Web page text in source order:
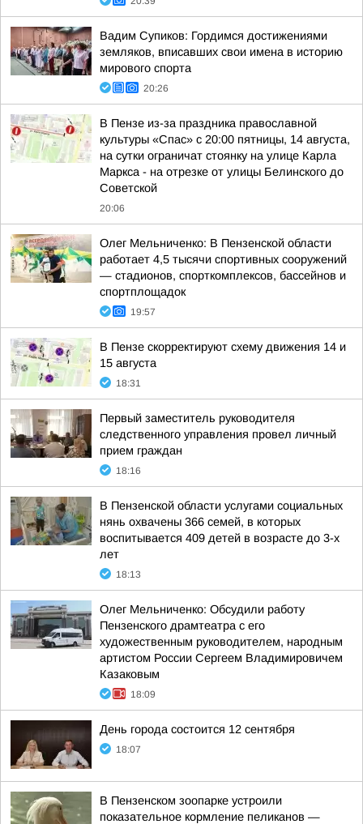
Вадим Супиков: Гордимся достижениями
земляков, вписавших свои имена в историю
мирового спорта
20:26
В Пензе из-за праздника православной
культуры «Спас» с 20:00 пятницы, 14 августа,
на сутки ограничат стоянку на улице Карла
Маркса - на отрезке от улицы Белинского до
Советской
20:06
Олег Мельниченко: В Пензенской области
работает 4,5 тысячи спортивных сооружений
— стадионов, спорткомплексов, бассейнов и
спортплощадок
19:57
В Пензе скорректируют схему движения 14 и
15 августа
18:31
Первый заместитель руководителя
следственного управления провел личный
прием граждан
18:16
В Пензенской области услугами социальных
нянь охвачены 366 семей, в которых
воспитывается 409 детей в возрасте до 3-х
лет
18:13
Олег Мельниченко: Обсудили работу
Пензенского драмтеатра с его
художественным руководителем, народным
артистом России Сергеем Владимировичем
Казаковым
18:09
День города состоится 12 сентября
18:07
В Пензенском зоопарке устроили
показательное кормление пеликанов —